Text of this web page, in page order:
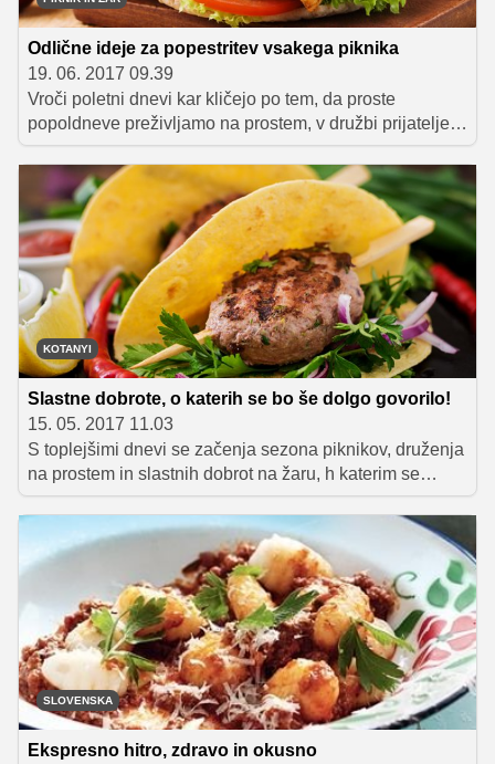
skorjico.
Odlične ideje za popestritev vsakega piknika
19. 06. 2017 09.39
Vroči poletni dnevi kar kličejo po tem, da proste
popoldneve preživljamo na prostem, v družbi prijateljev,
družine in slastnih dobrot na žaru, seveda. In ko želimo
svoje najdražje presenetiti z zdravimi in okusnimi
specialitetami, je piščančje meso odlična izbira, saj je
čudovitega okusa, manj kalorično, lahko prebavljivo ter
seveda tudi hitro pripravljeno. Še zlasti priljubljeni so
piščančji čevapčiči, pleskavice in ražnjiči, h katerim
lahko ponudimo zelo raznovrstne priloge in tako
pripravimo pravo pojedino, v kateri bodo uživali prav vsi
– stari in mladi!
KOTANYI
Slastne dobrote, o katerih se bo še dolgo govorilo!
15. 05. 2017 11.03
S toplejšimi dnevi se začenja sezona piknikov, druženja
na prostem in slastnih dobrot na žaru, h katerim se
odlično priležejo barvite solate in zelenjavne priloge. V
nadaljevanju vas bomo oskrbeli z nekaterimi nasveti, ki
jih morate pri pripravi piknika in slastnih dobrot na žaru
upoštevati, hkrati pa vas bomo oskrbeli tudi s čudovitimi
recepti.
SLOVENSKA
Ekspresno hitro, zdravo in okusno